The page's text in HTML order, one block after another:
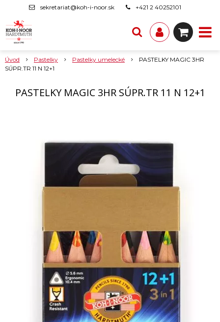
sekretariat@koh-i-noor.sk +421 2 40252101
Úvod Pastelky Pastelky umelecké
PASTELKY MAGIC 3HR
SÚPR.TR 11 N 12+1
PASTELKY MAGIC 3HR SÚPR.TR 11 N 12+1